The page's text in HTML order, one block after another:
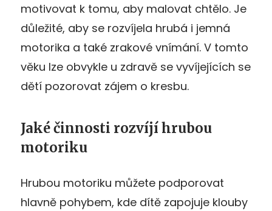
motivovat k tomu, aby malovat chtělo. Je
důležité, aby se rozvíjela hrubá i jemná
motorika a také zrakové vnímání. V tomto
věku lze obvykle u zdravě se vyvíjejících se
dětí pozorovat zájem o kresbu.
Jaké činnosti rozvíjí hrubou
motoriku
Hrubou motoriku můžete podporovat
hlavně pohybem, kde dítě zapojuje klouby